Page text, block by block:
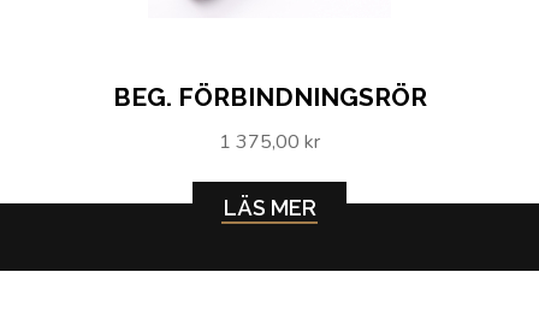
BEG. FÖRBINDNINGSRÖR
1 375,00 kr
LÄS MER